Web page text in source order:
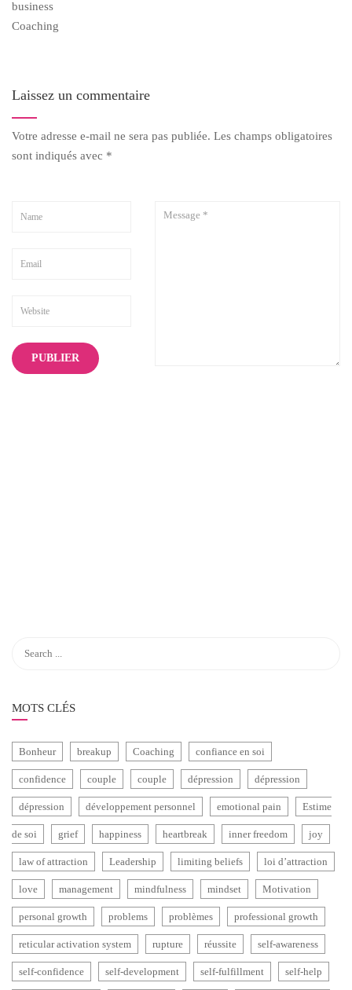
Laissez un commentaire
Votre adresse e-mail ne sera pas publiée. Les champs obligatoires
sont indiqués avec *
MOTS CLÉS
Bonheur breakup Coaching confiance en soi
confidence couple couple dépression dépression
dépression développement personnel emotional pain Estime
de soi grief happiness heartbreak inner freedom joy
law of attraction Leadership limiting beliefs loi d’attraction
love management mindfulness mindset Motivation
personal growth problems problèmes professional growth
reticular activation system rupture réussite self-awareness
self-confidence self-development self-fulfillment self-help